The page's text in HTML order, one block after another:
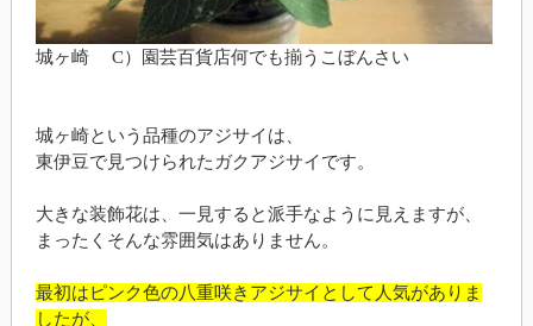
城ヶ崎 C）園芸百貨店何でも揃うこぼんさい
城ヶ崎という品種のアジサイは、
東伊豆で見つけられたガクアジサイです。
大きな装飾花は、一見すると派手なように見えますが、
まったくそんな雰囲気はありません。
最初はピンク色の八重咲きアジサイとして人気がありま
したが、